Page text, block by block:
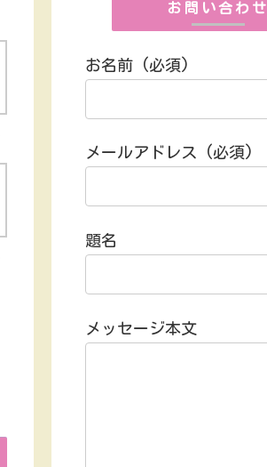
お問い合わせ
お名前 (必須)
メールアドレス (必須)
題名
メッセージ本文